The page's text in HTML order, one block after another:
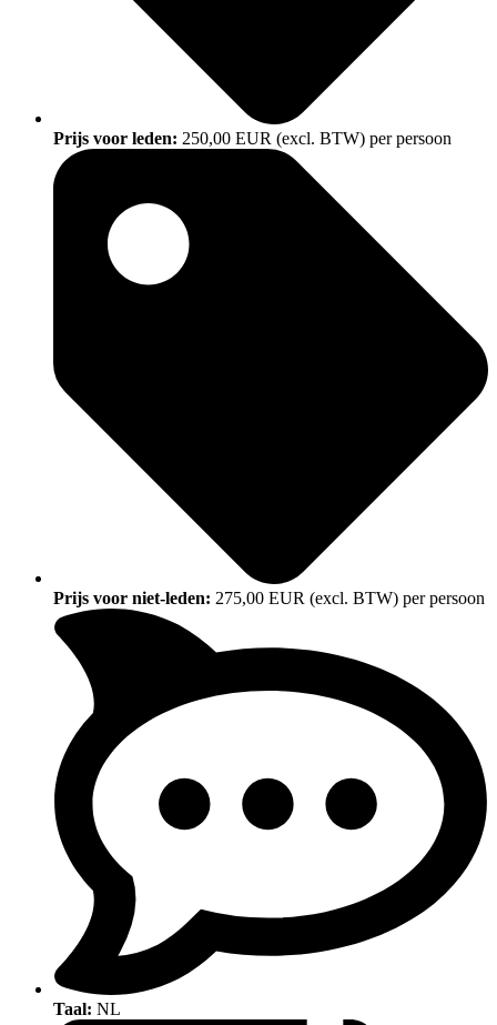
Prijs voor leden: 250,00 EUR (excl. BTW) per persoon
Prijs voor niet-leden: 275,00 EUR (excl. BTW) per persoon
Taal: NL